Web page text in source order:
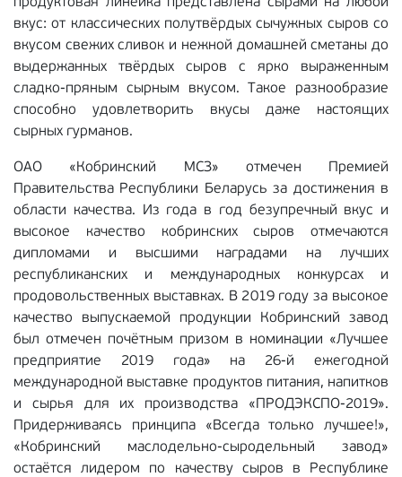
вкус: от классических полутвёрдых сычужных сыров со
вкусом свежих сливок и нежной домашней сметаны до
выдержанных твёрдых сыров с ярко выраженным
сладко-пряным сырным вкусом. Такое разнообразие
способно удовлетворить вкусы даже настоящих
сырных гурманов.
ОАО «Кобринский МСЗ» отмечен Премией
Правительства Республики Беларусь за достижения в
области качества. Из года в год безупречный вкус и
высокое качество кобринских сыров отмечаются
дипломами и высшими наградами на лучших
республиканских и международных конкурсах и
продовольственных выставках. В 2019 году за высокое
качество выпускаемой продукции Кобринский завод
был отмечен почётным призом в номинации «Лучшее
предприятие 2019 года» на 26-й ежегодной
международной выставке продуктов питания, напитков
и сырья для их производства «ПРОДЭКСПО-2019».
Придерживаясь принципа «Всегда только лучшее!»,
«Кобринский маслодельно-сыродельный завод»
остаётся лидером по качеству сыров в Республике